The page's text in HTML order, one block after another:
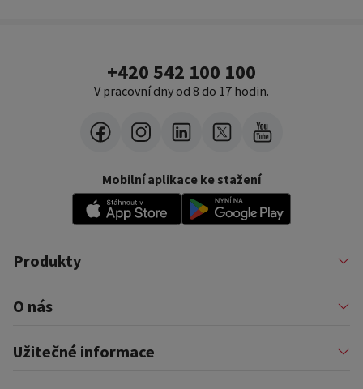
+420 542 100 100
V pracovní dny od 8 do 17 hodin.
Mobilní aplikace ke stažení
Produkty
Půjčky
Financování podnikatelů
Nákupy na splátky
Financování auta
O nás
Profil firmy
Pomáháme
Užitečné informace